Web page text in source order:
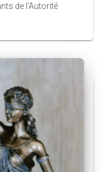
de l’Autorité